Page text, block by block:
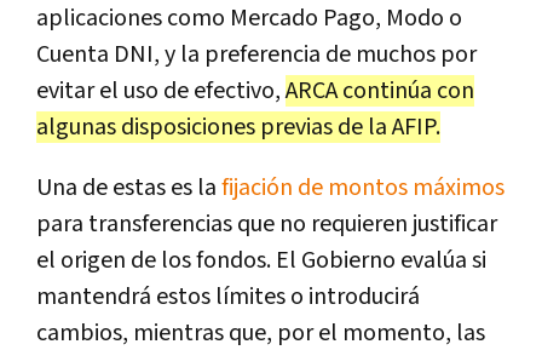
aplicaciones como Mercado Pago, Modo o
Cuenta DNI, y la preferencia de muchos por
evitar el uso de efectivo,ARCA continúa con
algunas disposiciones previas de la AFIP.
Una de estas es lafijación de montos máximos
para transferencias que no requieren justificar
el origen de los fondos. El Gobierno evalúa si
mantendrá estos límites o introducirá
cambios, mientras que, por el momento, las